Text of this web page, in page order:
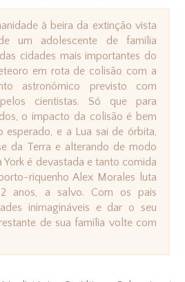
à beira da extinção vista
um adolescente de família
cidades mais importantes do
em rota de colisão com a
astronômico previsto com
pelos cientistas. Só que para
o impacto da colisão é bem
esperado, e a Lua sai de órbita,
da Terra e alterando de modo
é devastada e tanto comida
riquenho Alex Morales luta
anos, a salvo. Com os pais
inimagináveis e dar o seu
de sua família volte com